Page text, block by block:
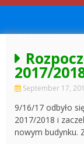
2017/
September 17,
9/16/17 odbyło
2017/2018 i
nowym budynku.